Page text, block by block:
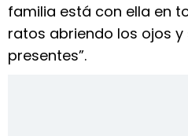
familia está con ella en
ratos abriendo los ojos
presentes”.